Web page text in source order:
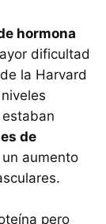
hormona
dificultad
la Harvard
de
aumento
pero